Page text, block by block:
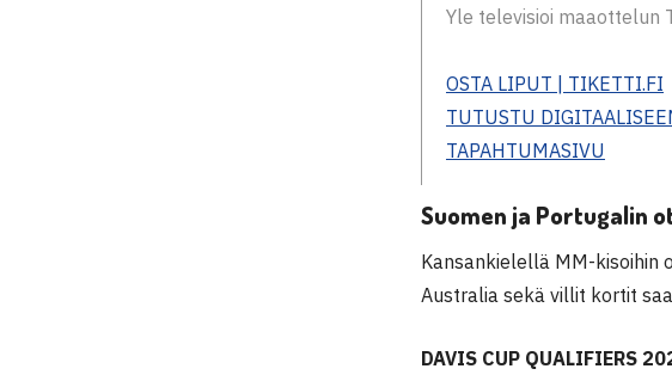
Yle televisioi maaottelun
OSTA LIPUT | TIKETTI.FI
TUTUSTU
TAPAHTUMASIVU
Suomen ja Portugalin
Kansankielellä MM-kisoihin
Australia sekä villit kortit
DAVIS CUP QUALIFIERS